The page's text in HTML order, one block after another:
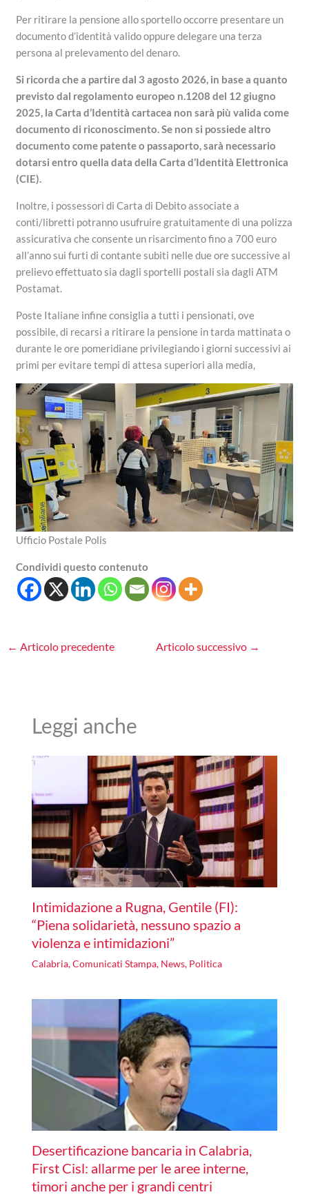
Per ritirare la pensione allo sportello occorre presentare un
documento d’identità valido oppure delegare una terza
persona al prelevamento del denaro.
Si ricorda che a partire dal 3 agosto 2026, in base a quanto
previsto dal regolamento europeo n.1208 del 12 giugno
2025, la Carta d’Identità cartacea non sarà più valida come
documento di riconoscimento. Se non si possiede altro
documento come patente o passaporto, sarà necessario
dotarsi entro quella data della Carta d’Identità Elettronica
(CIE).
Inoltre, i possessori di Carta di Debito associate a
conti/libretti potranno usufruire gratuitamente di una polizza
assicurativa che consente un risarcimento fino a 700 euro
all’anno sui furti di contante subiti nelle due ore successive al
prelievo effettuato sia dagli sportelli postali sia dagli ATM
Postamat.
Poste Italiane infine consiglia a tutti i pensionati, ove
possibile, di recarsi a ritirare la pensione in tarda mattinata o
durante le ore pomeridiane privilegiando i giorni successivi ai
primi per evitare tempi di attesa superiori alla media,
Ufficio Postale Polis
Condividi questo contenuto
← Articolo precedente Articolo successivo →
Leggi anche
Intimidazione a Rugna, Gentile (FI):
“Piena solidarietà, nessuno spazio a
violenza e intimidazioni”
Calabria,Comunicati Stampa, News, Politica
Desertificazione bancaria in Calabria,
First Cisl: allarme per le aree interne,
timori anche per i grandi centri